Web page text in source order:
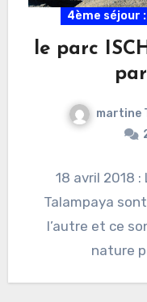
4ème séjour
le parc
martine
18 avril 2018
Talampaya
l’autre et ce
nature